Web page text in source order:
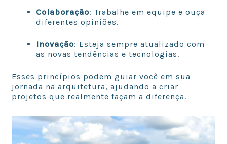
Colaboração: Trabalhe em equipe e ouça
diferentes opiniões.
Inovação: Esteja sempre atualizado com
as novas tendências e tecnologias.
Esses princípios podem guiar você em sua
jornada na arquitetura, ajudando a criar
projetos que realmente façam a diferença.